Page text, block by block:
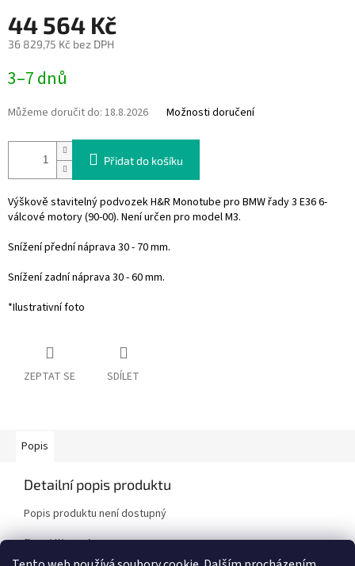
44 564 Kč
36 829,75 Kč bez DPH
cena:
3–7 dnů
Můžeme doručit do: 18.8.2026 Možnosti doručení
Přidat do košíku
Výškově stavitelný podvozek H&R Monotube pro BMW řady 3 E36 6-
válcové motory (90-00). Není určen pro model M3.
Snížení přední náprava 30 - 70 mm.
Snížení zadní náprava 30 - 60 mm.
*Ilustrativní foto
ZEPTAT SE SDÍLET
Popis
Detailní popis produktu
Popis produktu není dostupný
Doplňkové parametry